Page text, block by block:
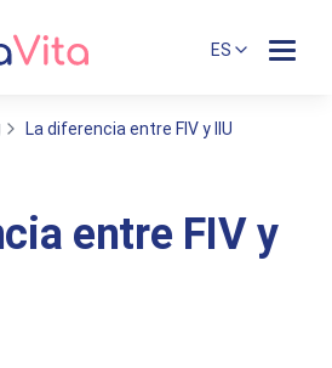
ES
La diferencia entre FIV y IIU
entre FIV y